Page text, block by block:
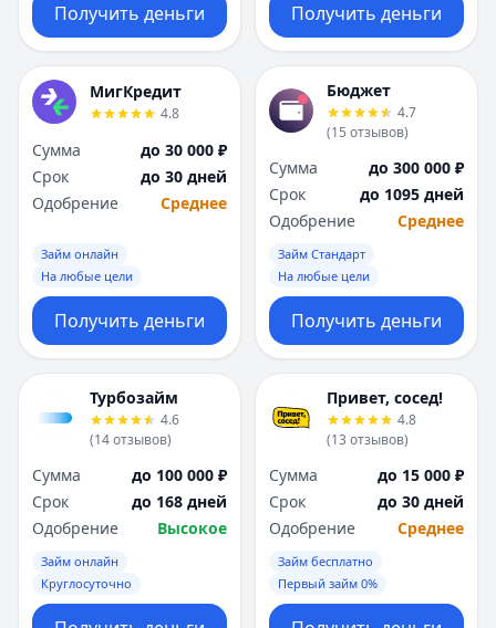
Получить деньги Получить деньги
МигКредит
4.8
Сумма
до 30 000 ₽
Срок
до 30 дней
Одобрение
Среднее
Займ онлайн
На любые цели
Получить деньги
Бюджет
4.7
(15 отзывов)
Сумма
до 300 000 ₽
Срок
до 1095 дней
Одобрение
Среднее
Займ Стандарт
На любые цели
Получить деньги
Турбозайм
4.6
(14отзывов)
Сумма
до 100 000 ₽
Срок
до 168 дней
Одобрение
Высокое
Займ онлайн
Круглосуточно
Привет, сосед!
4.8
(13 отзывов)
Сумма
до 15 000 ₽
Срок
до 30 дней
Одобрение
Среднее
Займ бесплатно
Первый займ 0%